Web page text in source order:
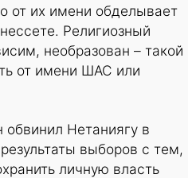
от их имени обделывает
Религиозный
необразован – такой
от имени ШАС или
Нетаниягу в
выборов с тем,
личную власть